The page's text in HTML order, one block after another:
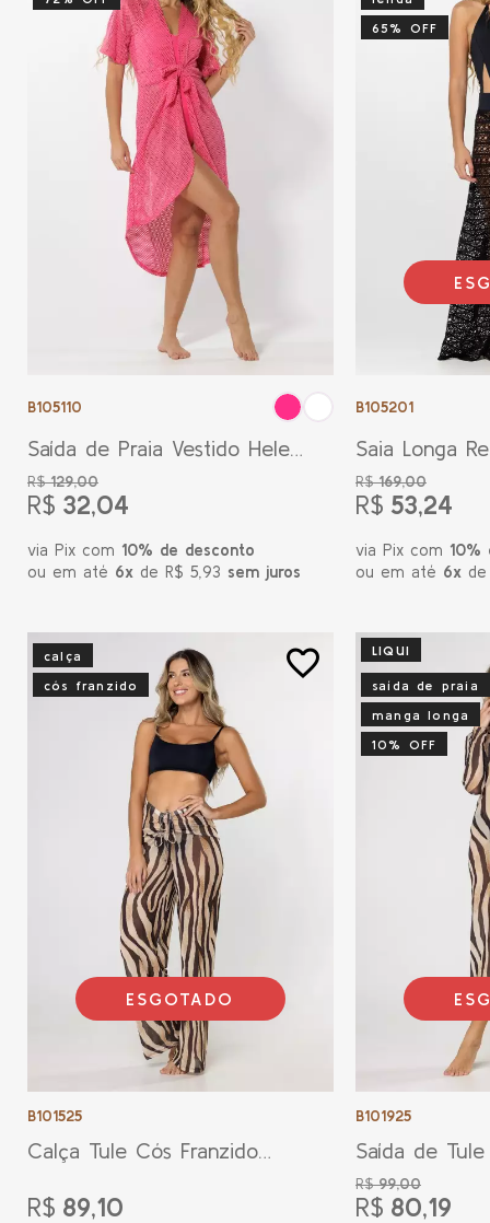
B105110
Saída de Praia Vestido Helena
Rosa Pink
R$129,00
R$ 32,04
via Pix com 10% de desconto
ou em até 6x de R$ 5,93 sem juros
65% OFF
B105201
Saia Longa
Preta
R$169,00
R$ 53,24
via Pix com 10%
ou em até 6x
calça
cós franzido
favorite_border
B101525
Calça Tule Cós Franzido
R$ 89,10
ESGOTADO
LIQUI
saída de praia
manga longa
10% OFF
B101925
Saída de
Animal Print
R$99,00
R$ 80,19